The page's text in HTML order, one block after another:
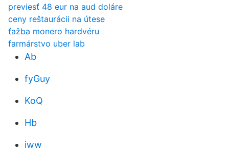
previesť 48 eur na aud doláre
ceny reštaurácii na útese
ťažba monero hardvéru
farmárstvo uber lab
Ab
fyGuy
KoQ
Hb
iww